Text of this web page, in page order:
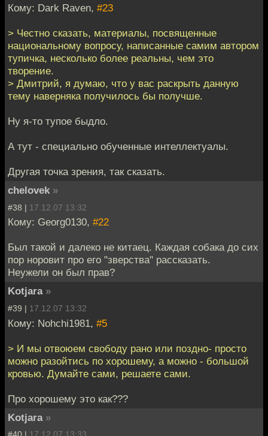
Кому: Dark Raven, #23
> Честно сказать, материалы, посвященные
национальному вопросу, написанные самим автором
тупичка, несколько более реальны, чем это
творение.
> Дмитрий, я думаю, что у вас раскрыть данную
тему наверняка получилось бы получше.
Ну я-то тупое быдло.
А тут - специально обученные интеллектуалы.
Другая точка зрения, так сказать.
chelovek »
#38 | 17.12.07 13:32
Кому: Georg0130, #22
Был такой и далеко не китаец. Каждая собака до сих
пор норовит про его "зверства" рассказать.
Неужели он был прав?
Kotjara »
#39 | 17.12.07 13:32
Кому: Nohchi1981, #5
> И мы отвоюем свободу рано или поздно- просто
можно разойтись по хорошему, а можно - большой
кровью. Думайте сами, решаете сами.
Про хорошему это как???
Kotjara »
#40 | 17.12.07 13:33